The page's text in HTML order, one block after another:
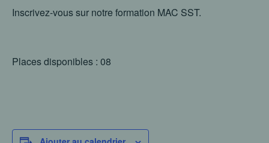
Inscrivez-vous sur notre formation MAC SST.
Places disponibles : 08